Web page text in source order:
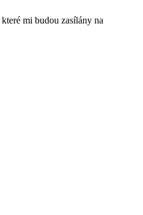
mi budou zasílány na